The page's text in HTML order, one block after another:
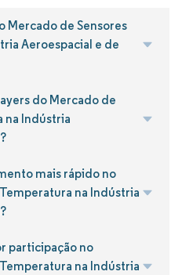
Mercado de Sensores
Aeroespacial e de
do Mercado de
na Indústria
mais rápido no
na Indústria
participação no
na Indústria